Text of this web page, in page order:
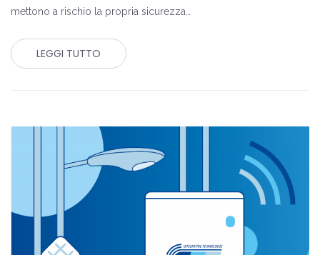
mettono a rischio la propria sicurezza…
LEGGI TUTTO